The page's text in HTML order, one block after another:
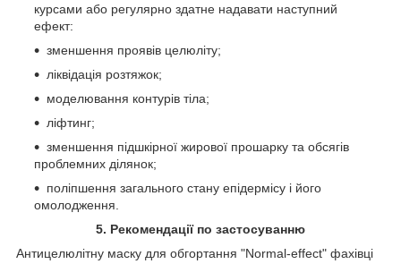
курсами або регулярно здатне надавати наступний
ефект:
зменшення проявів целюліту;
ліквідація розтяжок;
моделювання контурів тіла;
ліфтинг;
зменшення підшкірної жирової прошарку та обсягів
проблемних ділянок;
поліпшення загального стану епідермісу і його
омолодження.
5. Рекомендації по застосуванню
Антицелюлітну маску для обгортання "Normal-effect" фахівці